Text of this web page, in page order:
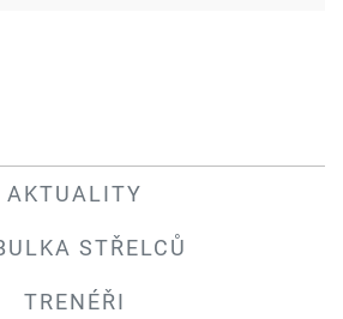
AKTUALITY
STŘELCŮ
TRENÉŘI